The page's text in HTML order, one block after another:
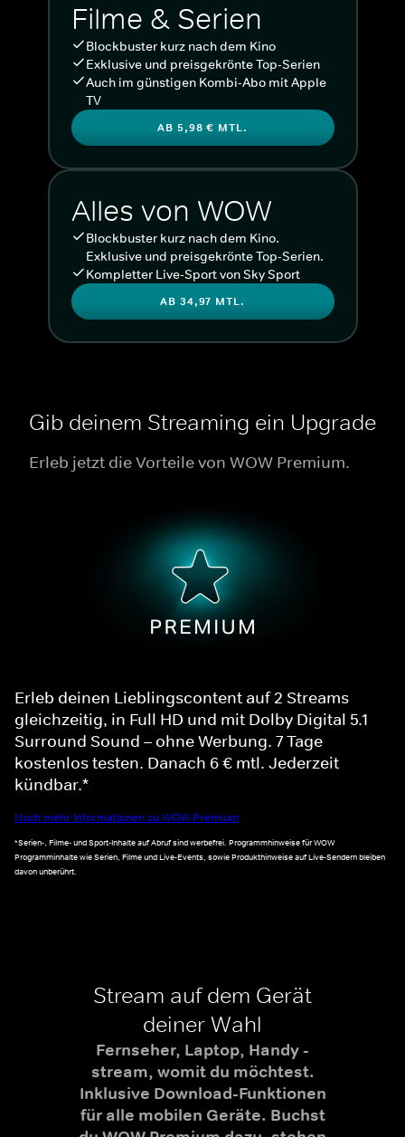
Filme & Serien
Blockbuster kurz nach dem Kino
Exklusive und preisgekrönte Top-Serien
Auch im günstigen Kombi-Abo mit Apple
TV
AB 5,98 € MTL.
Alles von WOW
Blockbuster kurz nach dem Kino.
Exklusive und preisgekrönte Top-Serien.
Kompletter Live-Sport von Sky Sport
AB 34,97 MTL.
Gib deinem Streaming ein Upgrade
Erleb jetzt die Vorteile von WOW Premium.
Erleb deinen Lieblingscontent auf 2 Streams
gleichzeitig, in Full HD und mit Dolby Digital 5.1
Surround Sound – ohne Werbung. 7 Tage
kostenlos testen. Danach 6 € mtl. Jederzeit
kündbar.*
Noch mehr Informationen zu WOW Premium
*Serien-, Filme- und Sport-Inhalte auf Abruf sind werbefrei. Programmhinweise für WOW
Programminhalte wie Serien, Filme und Live-Events, sowie Produkthinweise auf Live-Sendern bleiben
davon unberührt.
Stream auf dem Gerät
deiner Wahl
Fernseher, Laptop, Handy -
stream, womit du möchtest.
Inklusive Download-Funktionen
für alle mobilen Geräte. Buchst